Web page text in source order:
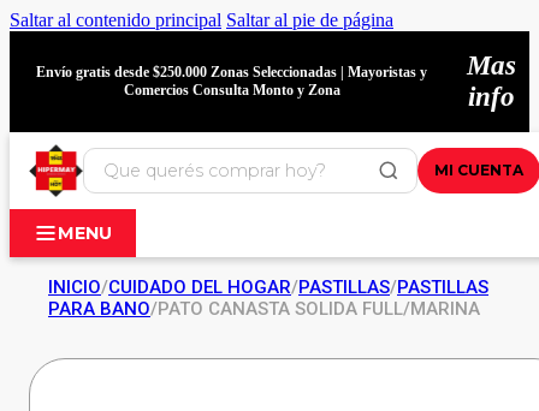
Saltar al contenido principal Saltar al pie de página
Envío gratis desde $250.000 Zonas Seleccionadas | Mayoristas y
Comercios Consulta Monto y Zona
Mas
info
MI CUENTA
MENU
INICIO/CUIDADO DEL HOGAR/PASTILLAS/PASTILLAS
PARA BANO/PATO CANASTA SOLIDA FULL/MARINA